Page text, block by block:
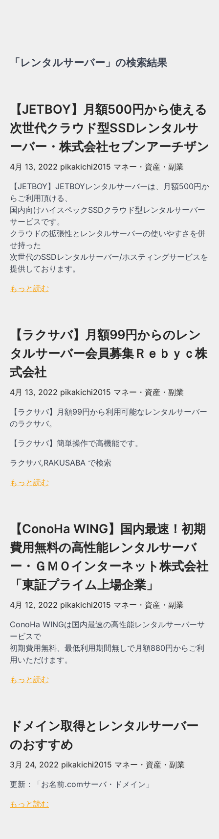
「レンタルサーバー」の検索結果
【JETBOY】月額500円から使える
次世代クラウド型SSDレンタルサ
ーバー・株式会社セブンアーチザン
4月 13, 2022 pikakichi2015 マネー・資産・副業
【JETBOY】JETBOYレンタルサーバーは、月額500円か
らご利用頂ける、
国内向けハイスペックSSDクラウド型レンタルサーバー
サービスです。
クラウドの拡張性とレンタルサーバーの使いやすさを併
せ持った
次世代のSSDレンタルサーバー/ホスティングサービスを
提供しております。
もっと読む
【ラクサバ】月額99円からのレン
タルサーバー会員募集Ｒｅｂｙｃ株
式会社
4月 13, 2022 pikakichi2015 マネー・資産・副業
【ラクサバ】月額99円から利用可能なレンタルサーバー
のラクサバ。
【ラクサバ】簡単操作で高機能です。
ラクサバ,RAKUSABA で検索
もっと読む
【ConoHa WING】国内最速！初期
費用無料の高性能レンタルサーバ
ー・ＧＭＯインターネット株式会社
「東証プライム上場企業」
4月 12, 2022 pikakichi2015 マネー・資産・副業
ConoHa WINGは国内最速の高性能レンタルサーバーサ
ービスで
初期費用無料、最低利用期間無しで月額880円からご利
用いただけます。
もっと読む
ドメイン取得とレンタルサーバー
のおすすめ
3月 24, 2022 pikakichi2015 マネー・資産・副業
更新：「お名前.comサーバ・ドメイン」
もっと読む